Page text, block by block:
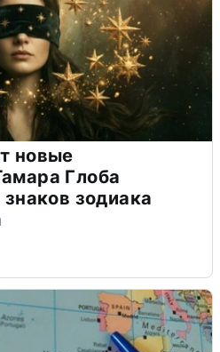
новые
Глоба
зодиака